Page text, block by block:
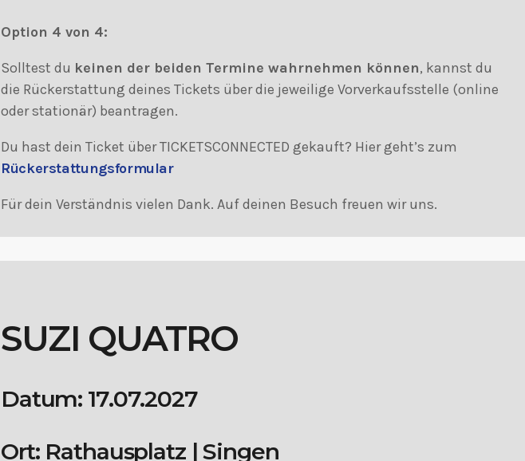
Option 4 von 4:
Solltest du keinen der beiden Termine wahrnehmen können, kannst du
die Rückerstattung deines Tickets über die jeweilige Vorverkaufsstelle (online
oder stationär) beantragen.
Du hast dein Ticket über TICKETSCONNECTED gekauft? Hier geht’s zum
Rückerstattungsformular
Für dein Verständnis vielen Dank. Auf deinen Besuch freuen wir uns.
SUZI QUATRO
Datum: 17.07.2027
Ort: Rathausplatz | Singen